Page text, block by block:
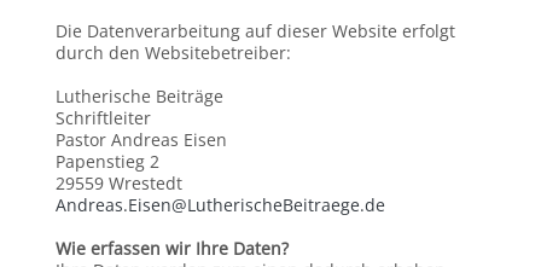
Die Datenverarbeitung auf dieser Website erfolgt
durch den Websitebetreiber:
Lutherische Beiträge
Schriftleiter
Pastor Andreas Eisen
Papenstieg 2
29559 Wrestedt
Andreas.Eisen@LutherischeBeitraege.de
Wie erfassen wir Ihre Daten?